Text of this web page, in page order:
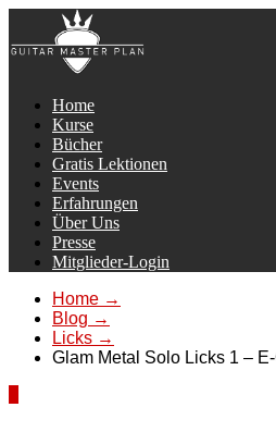
Home
Kurse
Bücher
Gratis Lektionen
Events
Erfahrungen
Über Uns
Presse
Mitglieder-Login
Home →
Blog →
Licks →
Glam Metal Solo Licks 1 –